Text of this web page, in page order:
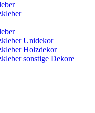
Unidekor
Holzdekor
sonstige Dekore